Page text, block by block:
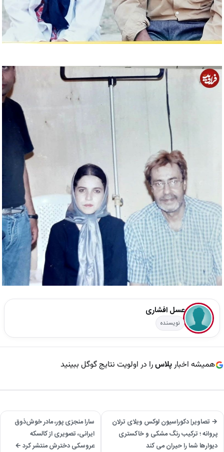
عسل افشاری
نویسنده
همیشه اخبارپلاسرا در اولویت نتایج گوگل ببینید
→ تصاویر| دکوراسیون لوکس ویلای ترلان
پروانه ؛ ترکیب رنگ مشکی و خاکستری
دیوارها شما را حیران می کند
سارا منجزی پور، مادر خوش‌ذوق
ایرانی، تصویری از کالسکه
عروسکی دخترش منتشر کرد ←